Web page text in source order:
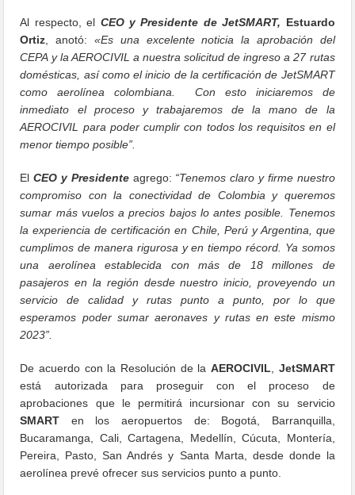
Al respecto, el CEO y Presidente de JetSMART, Estuardo
Ortiz , anotó: «Es una excelente noticia la aprobación del
CEPA y la AEROCIVIL a nuestra solicitud de ingreso a 27 rutas
domésticas, así como el inicio de la certificación de JetSMART
como aerolínea colombiana. Con esto iniciaremos de
inmediato el proceso y trabajaremos de la mano de la
AEROCIVIL para poder cumplir con todos los requisitos en el
menor tiempo posible”.
ElCEO y Presidente agrego: “Tenemos claro y firme nuestro
compromiso con la conectividad de Colombia y queremos
sumar más vuelos a precios bajos lo antes posible. Tenemos
la experiencia de certificación en Chile, Perú y Argentina, que
cumplimos de manera rigurosa y en tiempo récord. Ya somos
una aerolínea establecida con más de 18 millones de
pasajeros en la región desde nuestro inicio, proveyendo un
servicio de calidad y rutas punto a punto, por lo que
esperamos poder sumar aeronaves y rutas en este mismo
2023”.
De acuerdo con la Resolución de la AEROCIVIL
JetSMART
está autorizada para proseguir con el proceso de
aprobaciones que le permitirá incursionar con su servicio
SMART en los aeropuertos de: Bogotá, Barranquilla,
Bucaramanga, Cali, Cartagena, Medellín, Cúcuta, Montería,
Pereira, Pasto, San Andrés y Santa Marta, desde donde la
aerolínea prevé ofrecer sus servicios punto a punto.